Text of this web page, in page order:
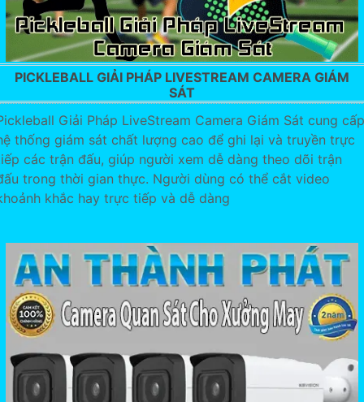
PICKLEBALL GIẢI PHÁP LIVESTREAM CAMERA GIÁM
SÁT
Giải Pháp LiveStream Camera Giám Sát cung cấp
thống giám sát chất lượng cao để ghi lại và truyền trực
các trận đấu, giúp người xem dễ dàng theo dõi trận
trong thời gian thực. Người dùng có thể cắt video
khắc hay trực tiếp và dễ dàng